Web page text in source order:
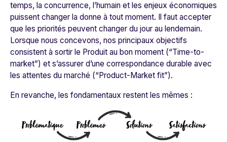
temps, la concurrence, l’humain et les enjeux économiques
puissent changer la donne à tout moment. Il faut accepter
que les priorités peuvent changer du jour au lendemain.
Lorsque nous concevons, nos principaux objectifs
consistent à sortir le Produit au bon moment (“Time-to-
market”) et s’assurer d’une correspondance durable avec
les attentes du marché (“Product-Market fit”).
En revanche, les fondamentaux restent les mêmes :